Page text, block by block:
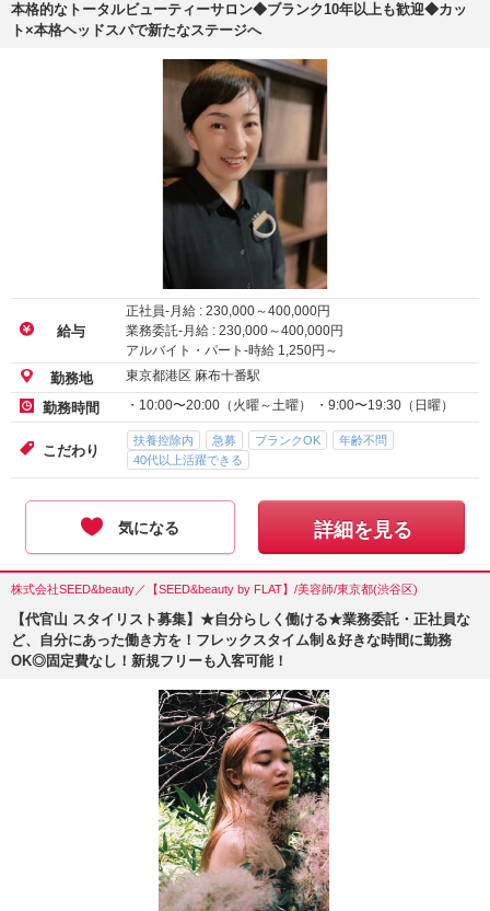
本格的なトータルビューティーサロン◆ブランク10年以上も歓迎◆カッ
ト×本格ヘッドスパで新たなステージへ
給与
正社員-月給 : 230,000～400,000円
業務委託-月給 : 230,000～400,000円
アルバイト・パート-時給 1,250円～
勤務地 東京都港区 麻布十番駅
勤務時間 ・10:00〜20:00（火曜～土曜） ・9:00〜19:30（日曜）
こだわり
扶養控除内 急募 ブランクOK
年齢不問
40代以上活躍できる
気になる 詳細を見る
株式会社SEED&beauty／【SEED&beauty by FLAT】/美容師/東京都(渋谷区)
【代官山 スタイリスト募集】★自分らしく働ける★業務委託・正社員な
ど、自分にあった働き方を！フレックスタイム制＆好きな時間に勤務
OK◎固定費なし！新規フリーも入客可能！